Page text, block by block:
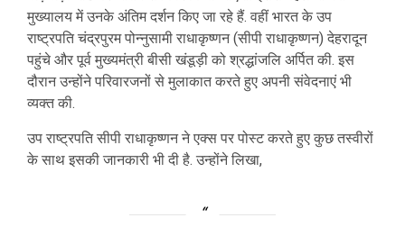
मुख्यालय में उनके अंतिम दर्शन किए जा रहे हैं. वहीं भारत के उप
राष्ट्रपति चंद्रपुरम पोन्नुसामी राधाकृष्णन (सीपी राधाकृष्णन) देहरादून
पहुंचे और पूर्व मुख्यमंत्री बीसी खंडूड़ी को श्रद्धांजलि अर्पित की. इस
दौरान उन्होंने परिवारजनों से मुलाकात करते हुए अपनी संवेदनाएं भी
व्यक्त की.
उप राष्ट्रपति सीपी राधाकृष्णन ने एक्स पर पोस्ट करते हुए कुछ तस्वीरों
के साथ इसकी जानकारी भी दी है. उन्होंने लिखा,